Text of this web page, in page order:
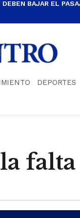
BAJAR EL
DEPORTES